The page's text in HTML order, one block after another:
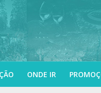
ONDE IR